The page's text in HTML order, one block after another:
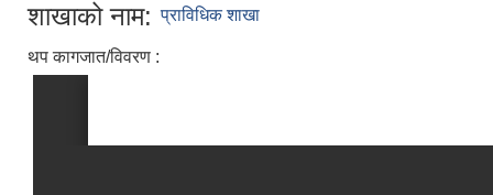
शाखाको नाम: प्राविधिक शाखा
थप कागजात/विवरण :